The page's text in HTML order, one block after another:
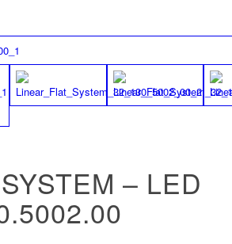
– LED